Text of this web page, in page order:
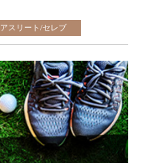
アスリート/セレブ